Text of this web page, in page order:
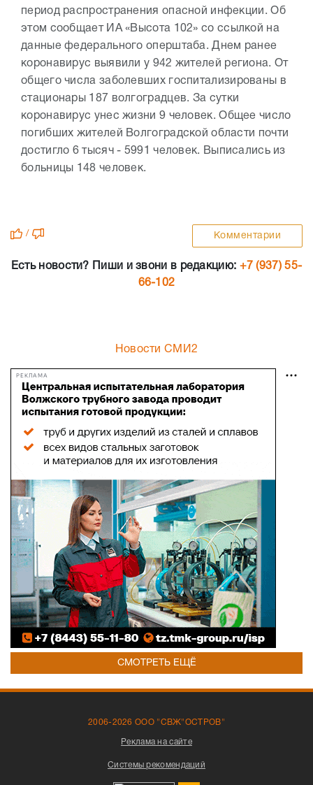
период распространения опасной инфекции. Об
этом сообщает ИА «Высота 102» со ссылкой на
данные федерального оперштаба. Днем ранее
коронавирус выявили у 942 жителей региона. От
общего числа заболевших госпитализированы в
стационары 187 волгоградцев. За сутки
коронавирус унес жизни 9 человек. Общее число
погибших жителей Волгоградской области почти
достигло 6 тысяч - 5991 человек. Выписались из
больницы 148 человек.
/ Комментарии
Есть новости? Пиши и звони в редакцию: +7 (937) 55-
66-102
Новости СМИ2
РЕКЛАМА
СМОТРЕТЬ ЕЩЁ
2006-2026 ООО "СВЖ"ОСТРОВ"
Реклама на сайте
Системы рекомендаций